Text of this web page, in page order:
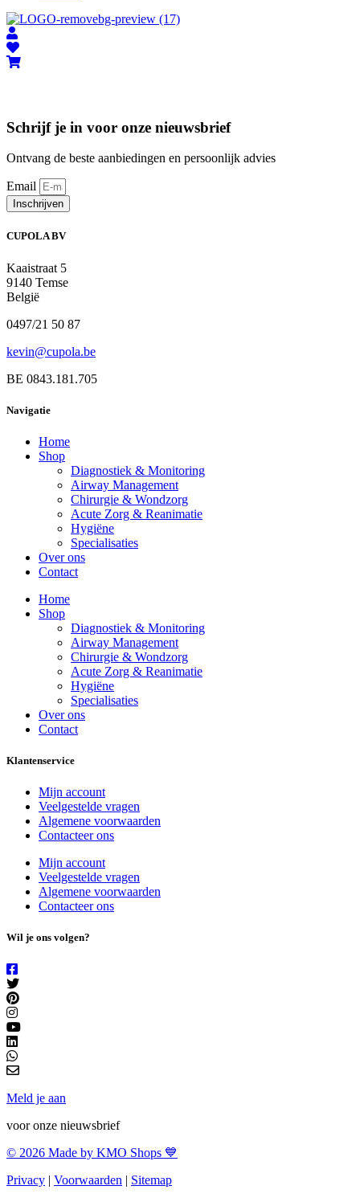
Schrijf je in voor onze nieuwsbrief
Ontvang de beste aanbiedingen en persoonlijk advies
Email
Inschrijven
CUPOLA BV
Kaaistraat 5
9140 Temse
België
0497/21 50 87
kevin@cupola.be
BE 0843.181.705
Navigatie
Home
Shop
Diagnostiek & Monitoring
Airway Management
Chirurgie & Wondzorg
Acute Zorg & Reanimatie
Hygiëne
Specialisaties
Over ons
Contact
Home
Shop
Diagnostiek & Monitoring
Airway Management
Chirurgie & Wondzorg
Acute Zorg & Reanimatie
Hygiëne
Specialisaties
Over ons
Contact
Klantenservice
Mijn account
Veelgestelde vragen
Algemene voorwaarden
Contacteer ons
Mijn account
Veelgestelde vragen
Algemene voorwaarden
Contacteer ons
Wil je ons volgen?
Meld je aan
voor onze nieuwsbrief
© 2026 Made by KMO Shops 💙
Privacy | Voorwaarden | Sitemap